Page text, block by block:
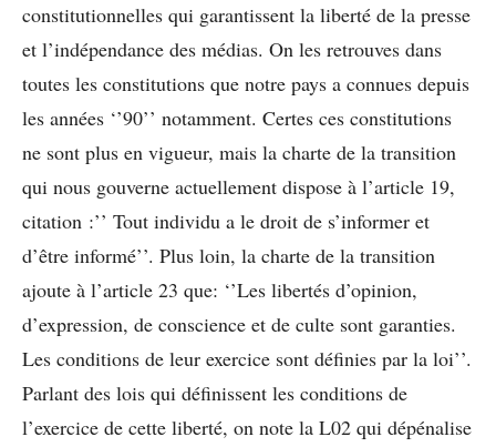
constitutionnelles qui garantissent la liberté de la presse
et l’indépendance des médias. On les retrouves dans
toutes les constitutions que notre pays a connues depuis
les années ‘’90’’ notamment. Certes ces constitutions
ne sont plus en vigueur, mais la charte de la transition
qui nous gouverne actuellement dispose à l’article 19,
citation :’’ Tout individu a le droit de s’informer et
d’être informé’’. Plus loin, la charte de la transition
ajoute à l’article 23 que: ‘’Les libertés d’opinion,
d’expression, de conscience et de culte sont garanties.
Les conditions de leur exercice sont définies par la loi’’.
Parlant des lois qui définissent les conditions de
l’exercice de cette liberté, on note la L02 qui dépénalise